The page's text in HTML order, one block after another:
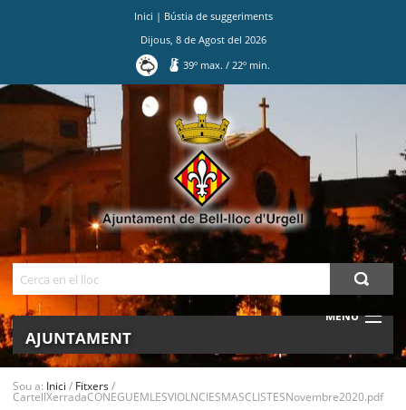
Inici | Bústia de suggeriments
Dijous, 8de Agostdel 2026
39º max./ 22º min.
MENU
AJUNTAMENT
Sou a: Inici / Fitxers/
CartellXerradaCONEGUEMLESVIOLNCIESMASCLISTESNovembre2020.pdf